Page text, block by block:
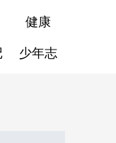
健康
少年志